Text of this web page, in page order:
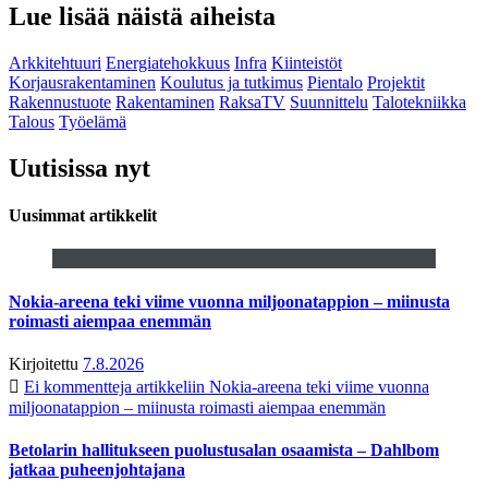
Lue lisää näistä aiheista
Arkkitehtuuri Energiatehokkuus Infra Kiinteistöt
Korjausrakentaminen Koulutus ja tutkimus Pientalo Projektit
Rakennustuote Rakentaminen RaksaTV Suunnittelu Talotekniikka
Talous Työelämä
Uutisissa nyt
Uusimmat artikkelit
Nokia-areena teki viime vuonna miljoonatappion – miinusta
roimasti aiempaa enemmän
Kirjoitettu 7.8.2026
Ei kommentteja artikkeliin Nokia-areena teki viime vuonna
miljoonatappion – miinusta roimasti aiempaa enemmän
Betolarin hallitukseen puolustusalan osaamista – Dahlbom
jatkaa puheenjohtajana